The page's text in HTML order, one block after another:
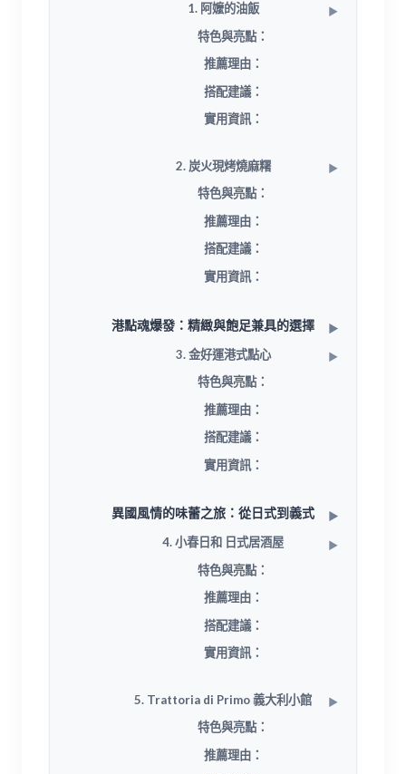
1. 阿嬤的油飯
特色與亮點：
推薦理由：
搭配建議：
實用資訊：
2. 炭火現烤燒麻糬
特色與亮點：
推薦理由：
搭配建議：
實用資訊：
港點魂爆發：精緻與飽足兼具的選擇
3. 金好運港式點心
特色與亮點：
推薦理由：
搭配建議：
實用資訊：
異國風情的味蕾之旅：從日式到義式
4. 小春日和 日式居酒屋
特色與亮點：
推薦理由：
搭配建議：
實用資訊：
5. Trattoria di Primo 義大利小館
特色與亮點：
推薦理由：